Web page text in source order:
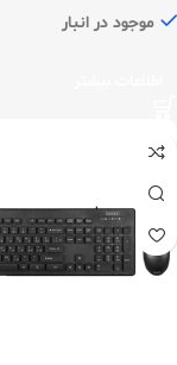
موجود در انبار